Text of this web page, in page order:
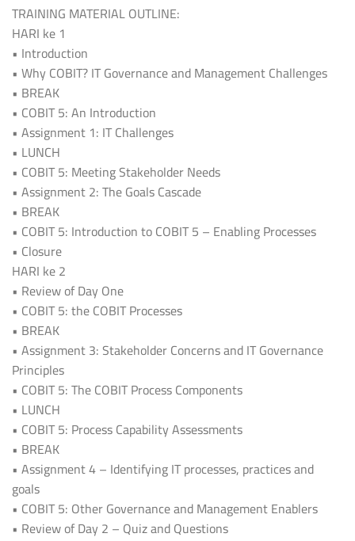
TRAINING MATERIAL OUTLINE:
HARI ke 1
• Introduction
• Why COBIT? IT Governance and Management Challenges
• BREAK
• COBIT 5: An Introduction
• Assignment 1: IT Challenges
• LUNCH
• COBIT 5: Meeting Stakeholder Needs
• Assignment 2: The Goals Cascade
• BREAK
• COBIT 5: Introduction to COBIT 5 – Enabling Processes
• Closure
HARI ke 2
• Review of Day One
• COBIT 5: the COBIT Processes
• BREAK
• Assignment 3: Stakeholder Concerns and IT Governance
Principles
• COBIT 5: The COBIT Process Components
• LUNCH
• COBIT 5: Process Capability Assessments
• BREAK
• Assignment 4 – Identifying IT processes, practices and
goals
• COBIT 5: Other Governance and Management Enablers
• Review of Day 2 – Quiz and Questions